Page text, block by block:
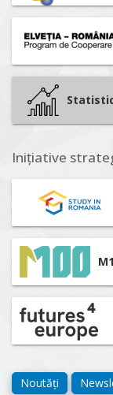
Inițiative
Noutăți